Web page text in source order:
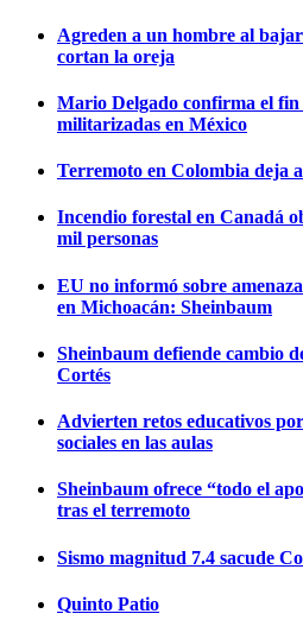
Agreden a un hombre al
cortan la oreja
Mario Delgado confirma el fin
militarizadas en México
Terremoto en Colombia deja
Incendio forestal en Canadá
mil personas
EU no informó sobre
en Michoacán: Sheinbaum
Sheinbaum defiende cambio
Cortés
Advierten retos educativos
sociales en las aulas
Sheinbaum ofrece “todo el
tras el terremoto
Sismo magnitud 7.4 sacude
Quinto Patio